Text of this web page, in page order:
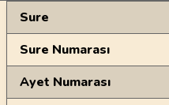
Genel Bilgiler
Sure
Sure Numarası
Ayet Numarası